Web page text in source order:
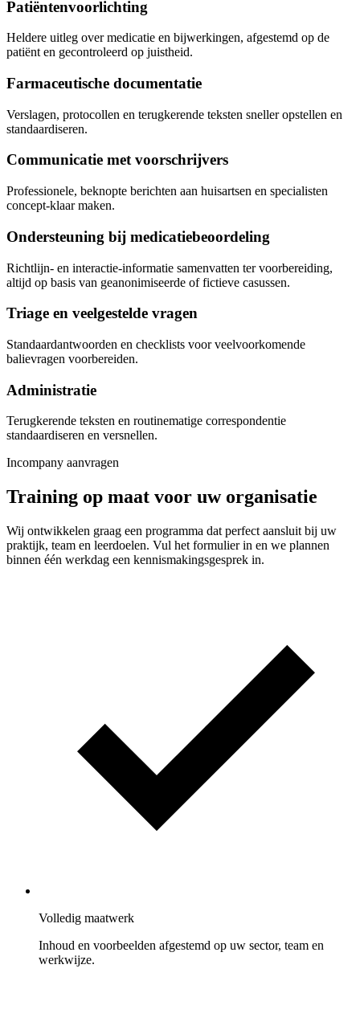
Patiëntenvoorlichting
Heldere uitleg over medicatie en bijwerkingen, afgestemd op de
patiënt en gecontroleerd op juistheid.
Farmaceutische documentatie
Verslagen, protocollen en terugkerende teksten sneller opstellen en
standaardiseren.
Communicatie met voorschrijvers
Professionele, beknopte berichten aan huisartsen en specialisten
concept-klaar maken.
Ondersteuning bij medicatiebeoordeling
Richtlijn- en interactie-informatie samenvatten ter voorbereiding,
altijd op basis van geanonimiseerde of fictieve casussen.
Triage en veelgestelde vragen
Standaardantwoorden en checklists voor veelvoorkomende
balievragen voorbereiden.
Administratie
Terugkerende teksten en routinematige correspondentie
standaardiseren en versnellen.
Incompany aanvragen
Training op maat voor uw organisatie
Wij ontwikkelen graag een programma dat perfect aansluit bij uw
praktijk, team en leerdoelen. Vul het formulier in en we plannen
binnen één werkdag een kennismakingsgesprek in.
Volledig maatwerk
Inhoud en voorbeelden afgestemd op uw sector, team en
werkwijze.